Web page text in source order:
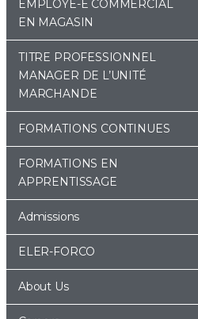
EMPLOYÉ-E COMMERCIAL
EN MAGASIN
TITRE PROFESSIONNEL
MANAGER DE L’UNITÉ
MARCHANDE
FORMATIONS CONTINUES
FORMATIONS EN
APPRENTISSAGE
Admissions
ELER-FORCO
About Us